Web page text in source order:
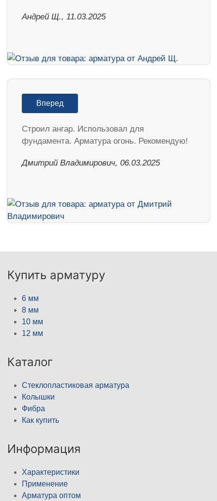
Андрей Щ., 11.03.2025
Вперед
Строил ангар. Использовал для
фундамента. Арматура огонь. Рекомендую!
Дмитрий Владимирович, 06.03.2025
Купить арматуру
6 мм
8 мм
10 мм
12 мм
Каталог
Стеклопластиковая арматура
Колышки
Фибра
Как купить
Информация
Характеристики
Применение
Арматура оптом